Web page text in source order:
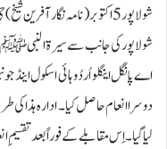
شولاپور5 اکتوبر( نامہ نگار
شولاپور کی جانب سے سیرۃالنبی
اے پانگل اینگلو اُردُو ہائی اسکول اینڈ
لیا گیا ۔ اِس مقابلے کے فوراً بعد